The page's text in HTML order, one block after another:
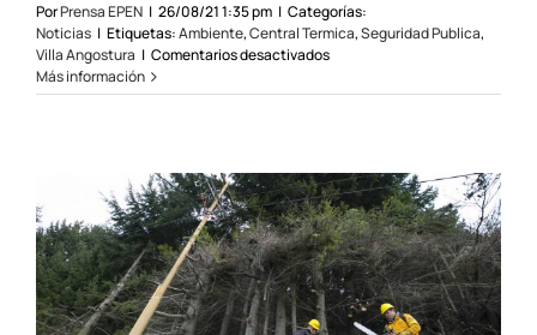
PorPrensa EPEN | 26/08/21 1:35 pm | Categorías:
Noticias | Etiquetas:Ambiente,Central Termica,Seguridad Publica,
Villa Angostura | Comentarios desactivadosen
de
el
suministro
en
VLA
Más información